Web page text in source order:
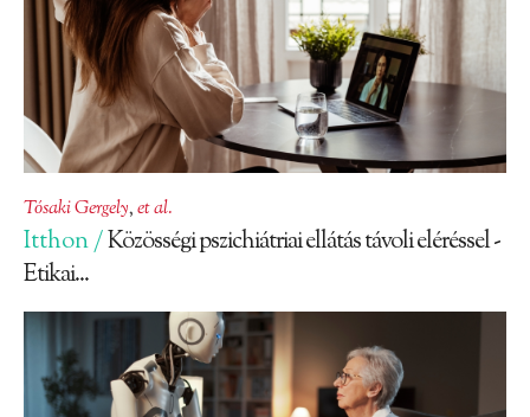
Tósaki Gergely,et al.
Itthon /Közösségi pszichiátriai ellátás távoli eléréssel -
Etikai...